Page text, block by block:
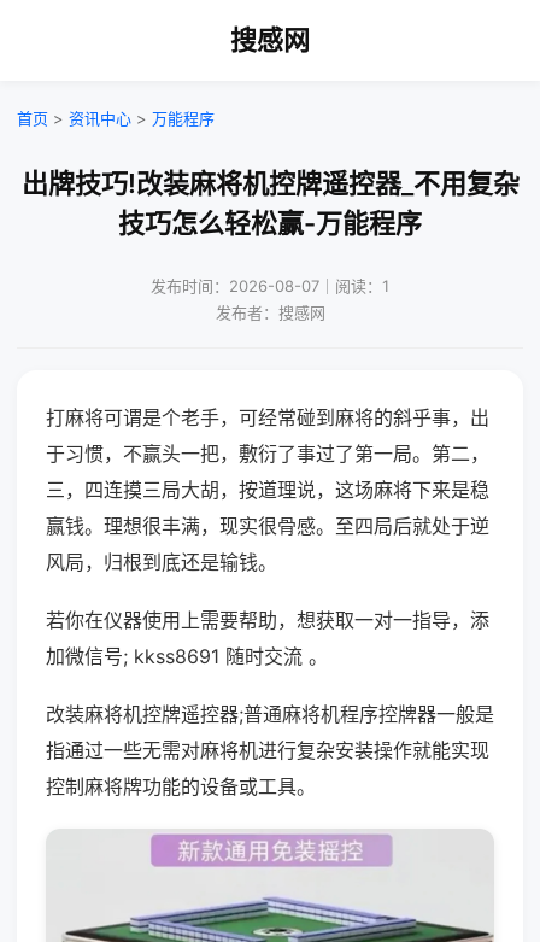
搜感网
首页 > 资讯中心 > 万能程序
出牌技巧!改装麻将机控牌遥控器_不用复杂
技巧怎么轻松赢-万能程序
发布时间：2026-08-07｜阅读：1
发布者：搜感网
打麻将可谓是个老手，可经常碰到麻将的斜乎事，出
于习惯，不赢头一把，敷衍了事过了第一局。第二，
三，四连摸三局大胡，按道理说，这场麻将下来是稳
赢钱。理想很丰满，现实很骨感。至四局后就处于逆
风局，归根到底还是输钱。
若你在仪器使用上需要帮助，想获取一对一指导，添
加微信号; kkss8691 随时交流 。
改装麻将机控牌遥控器;普通麻将机程序控牌器一般是
指通过一些无需对麻将机进行复杂安装操作就能实现
控制麻将牌功能的设备或工具。